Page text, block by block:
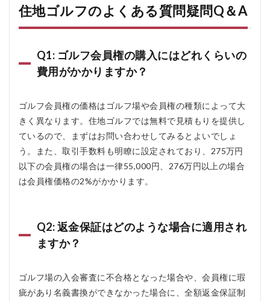
住地ゴルフのよくある質問疑問Q＆A
Q1: ゴルフ会員権の購入にはどれくらいの
費用がかかりますか？
ゴルフ会員権の価格はゴルフ場や会員権の種類によって大
きく異なります。住地ゴルフでは無料で見積もりを提供し
ているので、まずはお問い合わせしてみるとよいでしょ
う。また、取引手数料も明瞭に設定されており、275万円
以下の会員権の場合は一律55,000円、276万円以上の場合
は会員権価格の2%がかかります。
Q2: 返金保証はどのような場合に適用され
ますか？
ゴルフ場の入会審査に不合格となった場合や、会員権に瑕
疵があり名義書換ができなかった場合に、全額返金保証制